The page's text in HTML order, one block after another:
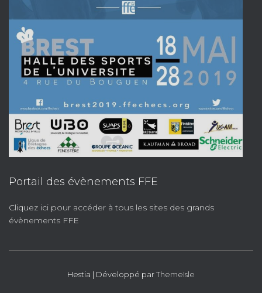
Portail des évènements FFE
Cliquez ici pour accéder à tous les sites des grands
évènements FFE
Hestia | Développé parThemeIsle